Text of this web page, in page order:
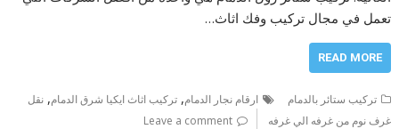
تعمل في مجال تركيب وفك اثاث…
READ MORE
تركيب ستائر بالدمام ارقام نجار الدمام,تركيب اثاث ايكيا شرق الدمام,نقل
غرف نوم من غرفه الي غرفه
Leave a comment